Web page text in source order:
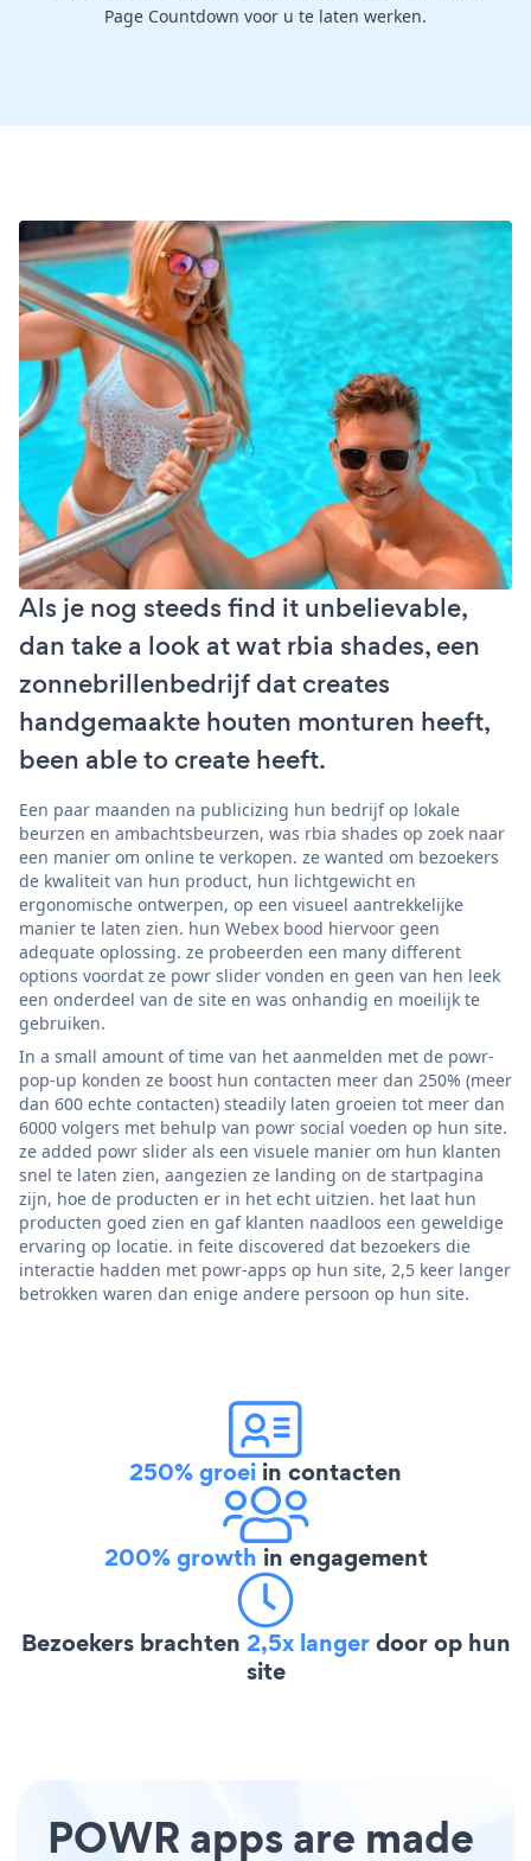
Page Countdown voor u te laten werken.
Als je nog steeds find it unbelievable,
dan take a look at wat rbia shades, een
zonnebrillenbedrijf dat creates
handgemaakte houten monturen heeft,
been able to create heeft.
Een paar maanden na publicizing hun bedrijf op lokale
beurzen en ambachtsbeurzen, was rbia shades op zoek naar
een manier om online te verkopen. ze wanted om bezoekers
de kwaliteit van hun product, hun lichtgewicht en
ergonomische ontwerpen, op een visueel aantrekkelijke
manier te laten zien. hun Webex bood hiervoor geen
adequate oplossing. ze probeerden een many different
options voordat ze powr slider vonden en geen van hen leek
een onderdeel van de site en was onhandig en moeilijk te
gebruiken.
In a small amount of time van het aanmelden met de powr-
pop-up konden ze boost hun contacten meer dan 250% (meer
dan 600 echte contacten) steadily laten groeien tot meer dan
6000 volgers met behulp van powr social voeden op hun site.
ze added powr slider als een visuele manier om hun klanten
snel te laten zien, aangezien ze landing on de startpagina
zijn, hoe de producten er in het echt uitzien. het laat hun
producten goed zien en gaf klanten naadloos een geweldige
ervaring op locatie. in feite discovered dat bezoekers die
interactie hadden met powr-apps op hun site, 2,5 keer langer
betrokken waren dan enige andere persoon op hun site.
250% groei in contacten
200% growth in engagement
Bezoekers brachten 2,5x langerdoor op hun
site
POWR apps are made